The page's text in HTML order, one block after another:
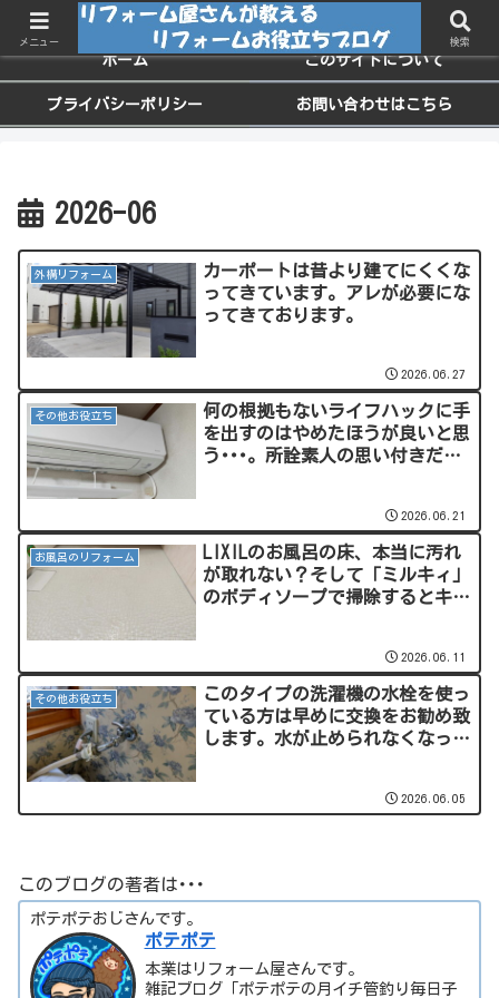
ちょっと役に立つお家のメンテナンス情報
ホーム このサイトについて
プライバシーポリシー お問い合わせはこちら
2026-06
外構リフォーム
カーポートは昔より建てにくくな
ってきています。アレが必要にな
ってきております。
2026.06.27
その他お役立ち
何の根拠もないライフハックに手
を出すのはやめたほうが良いと思
う･･･。所詮素人の思い付きだ
2026.06.21
お風呂のリフォーム
LIXILのお風呂の床、本当に汚れ
が取れない？そして「ミルキィ」
のボディソープで掃除するとキレ
2026.06.11
その他お役立ち
このタイプの洗濯機の水栓を使っ
ている方は早めに交換をお勧め致
します。水が止められなくなった
2026.06.05
このブログの著者は･･･
ポテポテおじさんです。
ポテポテ
本業はリフォーム屋さんです。
雑記ブログ「ポテポテの月イチ管釣り毎日子
メニュー 検索